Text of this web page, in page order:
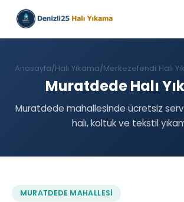
Anasayfa Halı Yıkama Merkezefendi Halı
Muratdede Halı
Muratdede mahallesinde ücretsiz
halı, koltuk ve tekstil
MURATDEDE MAHALLESI